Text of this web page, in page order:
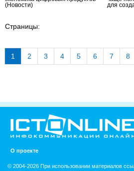
(Новости)
для
Страницы:
1 2 3 4 5 6 7 8
О проекте
© 2004-2026 При использовании материалов